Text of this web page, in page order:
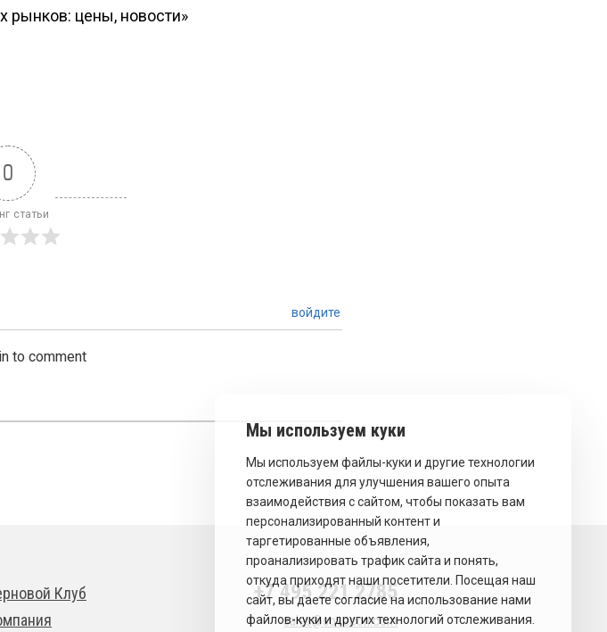
рынков: цены, новости»
0
статьи
войдите
to comment
Клуб
+7 495 221 2785
sales@sovecon.com